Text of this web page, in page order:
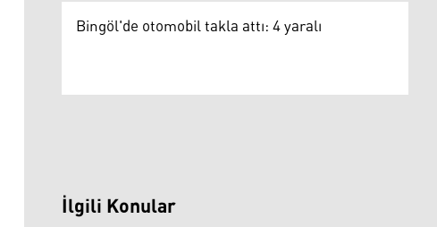
Bingöl'de otomobil takla attı: 4 yaralı
İlgili Konular